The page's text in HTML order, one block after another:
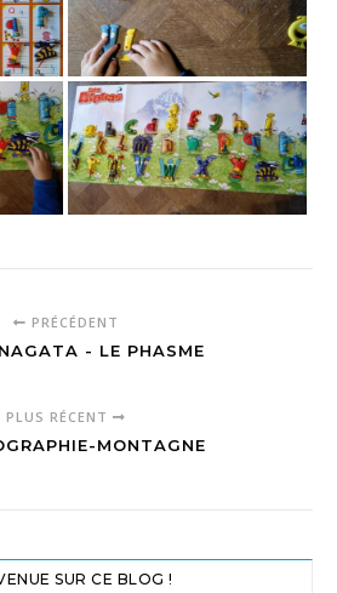
PRÉCÉDENT
- LE PHASME
PLUS RÉCENT
MONTAGNE
SUR CE BLOG !